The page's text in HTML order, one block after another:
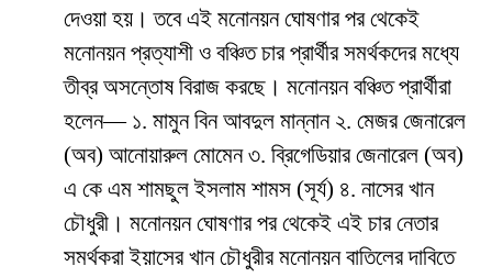
দেওয়া হয়। তবে এই মনোনয়ন ঘোষণার পর থেকেই
মনোনয়ন প্রত্যাশী ও বঞ্চিত চার প্রার্থীর সমর্থকদের মধ্যে
তীব্র অসন্তোষ বিরাজ করছে। মনোনয়ন বঞ্চিত প্রার্থীরা
হলেন— ১. মামুন বিন আবদুল মান্নান ২. মেজর জেনারেল
(অব) আনোয়ারুল মোমেন ৩. ব্রিগেডিয়ার জেনারেল (অব)
এ কে এম শামছুল ইসলাম শামস (সূর্য) ৪. নাসের খান
চৌধুরী। মনোনয়ন ঘোষণার পর থেকেই এই চার নেতার
সমর্থকরা ইয়াসের খান চৌধুরীর মনোনয়ন বাতিলের দাবিতে